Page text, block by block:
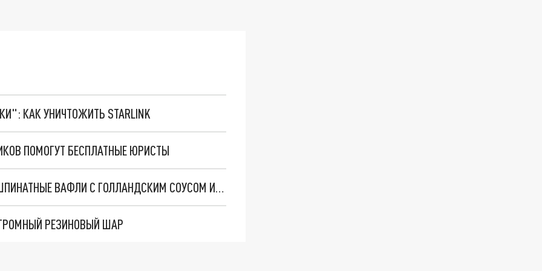
КАК УНИЧТОЖИТЬ STARLINK
ПОМОГУТ БЕСПЛАТНЫЕ ЮРИСТЫ
ПЕТЕРБУРЖЦЫ ПОТРЕБОВАЛИ 600 ТЫСЯЧ ЗА ШПИНАТНЫЕ ВАФЛИ С ГОЛЛАНДСКИМ СОУСОМ И САЛЬМОНЕЛЛОЙ
РЕЗИНОВЫЙ ШАР